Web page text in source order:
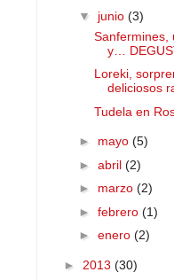
▼ junio (3)
Sanfermines,
y…
Loreki,
deliciosos
Tudela en
► mayo (5)
► abril (2)
► marzo (2)
► febrero (1)
► enero (2)
► 2013 (30)